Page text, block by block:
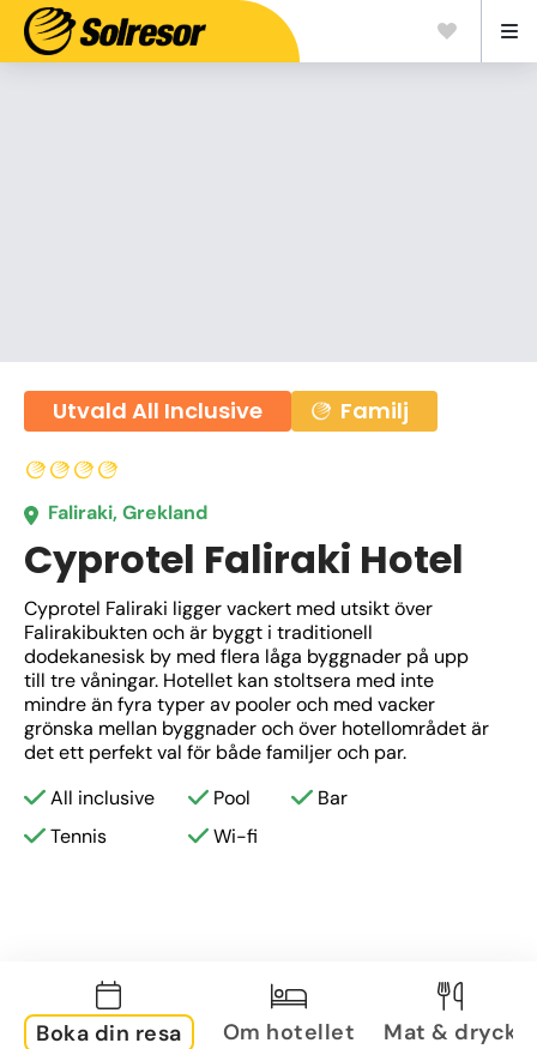
Utvald All Inclusive Familj
Faliraki, Grekland
Cyprotel Faliraki Hotel
Cyprotel Faliraki ligger vackert med utsikt över
Falirakibukten och är byggt i traditionell
dodekanesisk by med flera låga byggnader på upp
till tre våningar. Hotellet kan stoltsera med inte
mindre än fyra typer av pooler och med vacker
grönska mellan byggnader och över hotellområdet är
det ett perfekt val för både familjer och par.
All inclusive
Pool
Bar
Tennis
Wi-fi
Boka din resa Om hotellet Mat & dryck